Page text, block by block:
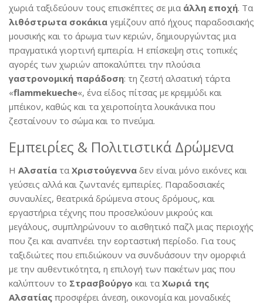
χωριά ταξιδεύουν τους επισκέπτες σε μια άλλη εποχή. Τα
λιθόστρωτα σοκάκια γεμίζουν από ήχους παραδοσιακής
μουσικής και το άρωμα των κεριών, δημιουργώντας μια
πραγματικά γιορτινή εμπειρία. Η επίσκεψη στις τοπικές
αγορές των χωριών αποκαλύπτει την πλούσια
γαστρονομική παράδοση: τη ζεστή αλσατική τάρτα
«flammekueche«, ένα είδος πίτσας με κρεμμύδι και
μπέικον, καθώς και τα χειροποίητα λουκάνικα που
ζεσταίνουν το σώμα και το πνεύμα.
Εμπειρίες & Πολιτιστικά Δρώμενα
Η Αλσατία τα Χριστούγεννα δεν είναι μόνο εικόνες και
γεύσεις αλλά και ζωντανές εμπειρίες. Παραδοσιακές
συναυλίες, θεατρικά δρώμενα στους δρόμους, και
εργαστήρια τέχνης που προσελκύουν μικρούς και
μεγάλους, συμπληρώνουν το αισθητικό παζλ μιας περιοχής
που ζει και αναπνέει την εορταστική περίοδο. Για τους
ταξιδιώτες που επιδιώκουν να συνδυάσουν την ομορφιά
με την αυθεντικότητα, η επιλογή των πακέτων μας που
καλύπτουν το Στρασβούργο και τα Χωριά της
Αλσατίας προσφέρει άνεση, οικονομία και μοναδικές